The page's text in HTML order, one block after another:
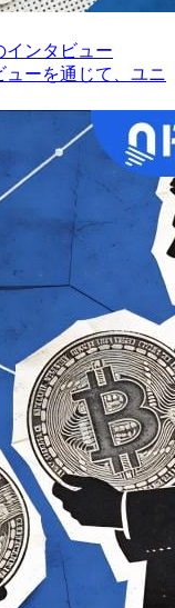
インタビュー
ーを通じて、ユニ